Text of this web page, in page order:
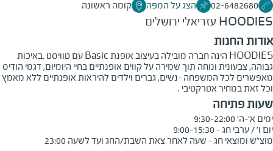
02-6482680 הצג על המפה קומה ראשונה
HOODIES עזריאלי ירושלים
אודות החנות
HOODIES הינה חברה מובילה בעיצוב אופנת Basic עם טוויסט ,באיכות
גבוהה, צבעונית ונוחה תוך שמירה על קווים אופנתיים בחיי היומיום, דגמי הודיס
מאפשרים לכל המשפחה -נשים, גברים וילדים להיראות אופנתיים ללא מאמץ
וכל זאת במחיר אטרקטיבי .
שעות פתיחה